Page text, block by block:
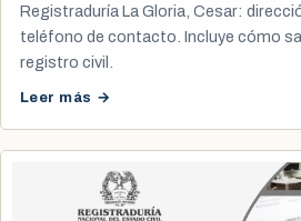
Registraduría La Gloria, Cesar:
teléfono de contacto. Incluye cómo
registro civil.
Leer más →